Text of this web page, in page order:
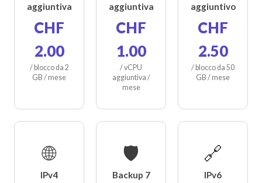
aggiuntiva
CHF
2.00
/ blocco da 2
GB / mese
aggiuntiva
CHF
1.00
/ vCPU
aggiuntiva /
mese
aggiuntivo
CHF
2.50
/ blocco da 50
GB / mese
🌐
IPv4
🛡️
Backup 7
🔗
IPv6